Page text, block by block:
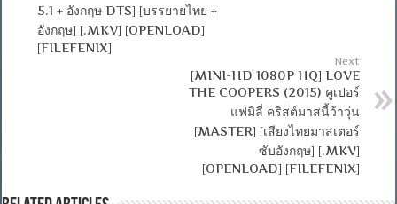
5.1 + อังกฤษ DTS] [บรรยายไทย +
อังกฤษ] [.MKV] [OPENLOAD]
[FILEFENIX]
Next
[MINI-HD 1080P HQ] LOVE
THE COOPERS (2015) คูเปอร์
แฟมิลี่ คริสต์มาสนี้ว้าวุ่น
[MASTER] [เสียงไทยมาสเตอร์
ซับอังกฤษ] [.MKV]
[OPENLOAD] [FILEFENIX]